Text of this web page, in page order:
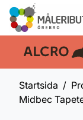
En del av:
Startsida
Midbec